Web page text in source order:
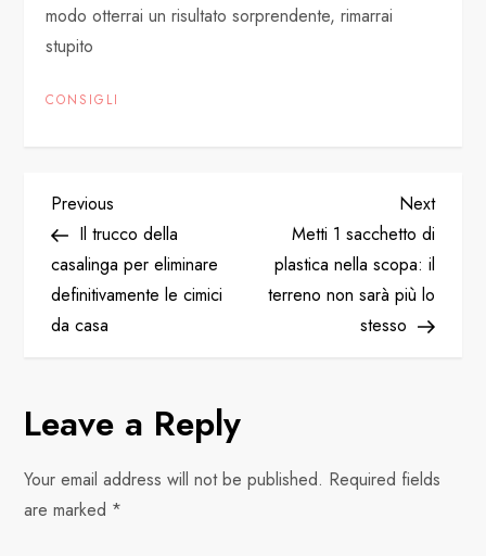
modo otterrai un risultato sorprendente, rimarrai
stupito
CONSIGLI
P
o
s
n
a
v
Previous
Post
Previous
Il trucco della
casalinga per eliminare
definitivamente le cimici
da casa
Next
Post
Next
Metti 1 sacchetto di
plastica nella scopa: il
terreno non sarà più lo
stesso
Leave a Reply
Your email address will not be published. Required fields
are marked *